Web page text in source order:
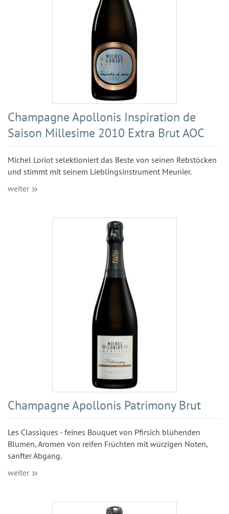
Champagne Apollonis Inspiration de
Saison Millesime 2010 Extra Brut AOC
Michel Loriot selektioniert das Beste von seinen Rebstöcken
und stimmt mit seinem Lieblingsinstrument Meunier.
weiter
Champagne Apollonis Patrimony Brut
Les Classiques - feines Bouquet von Pfirsich blühenden
Blumen, Aromen von reifen Früchten mit würzigen Noten,
sanfter Abgang.
weiter